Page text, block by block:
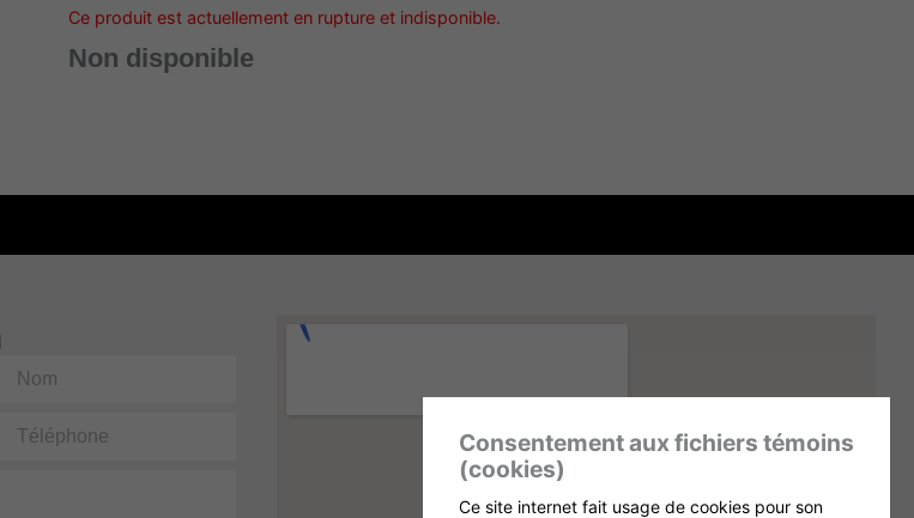
Ce produit est actuellement en rupture et indisponible.
Non disponible
Téléphone
Consentement aux fichiers témoins
(cookies)
Ce site internet fait usage de cookies pour son